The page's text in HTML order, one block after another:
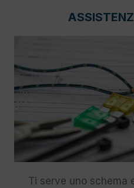
Ti serve uno schema